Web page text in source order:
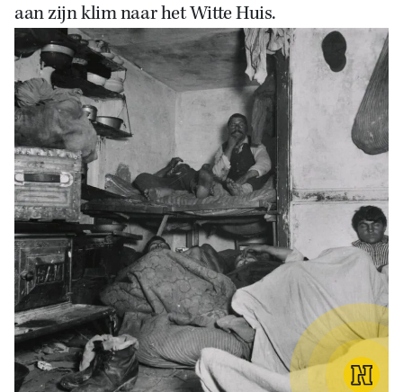
aan zijn klim naar het Witte Huis.